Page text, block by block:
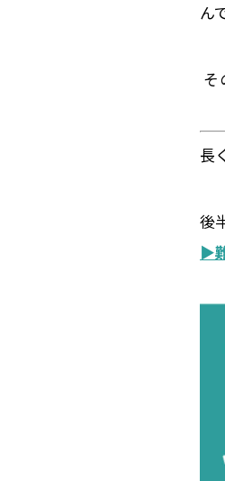
ん
そ
長
後
▶︎